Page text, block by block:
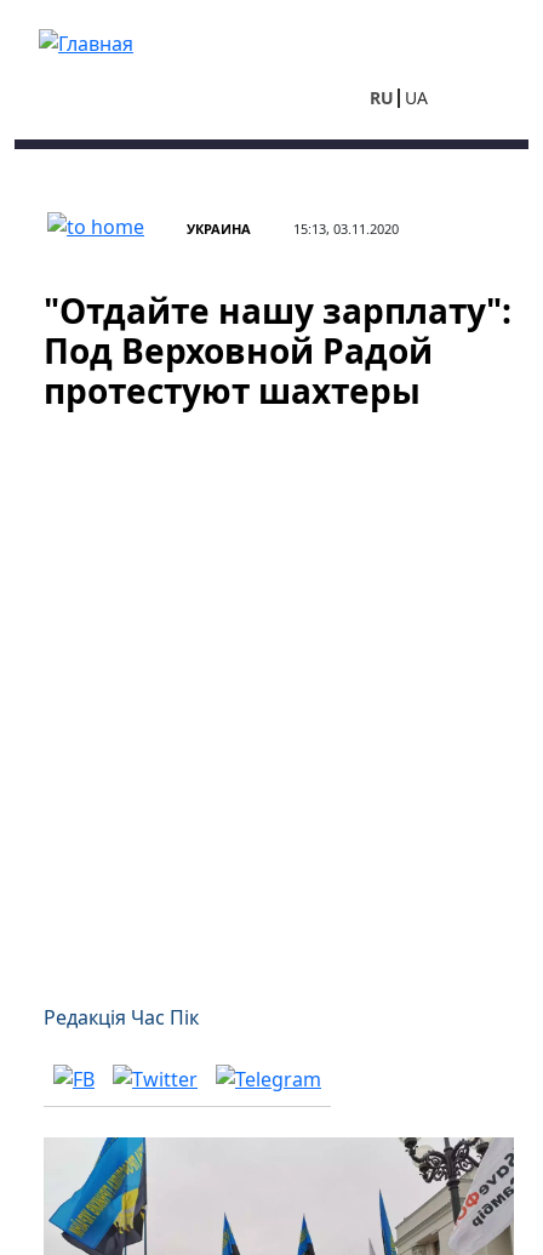
RU UA
УКРАИНА 15:13, 03.11.2020
"Отдайте нашу зарплату":
Под Верховной Радой
протестуют шахтеры
Редакція Час Пік